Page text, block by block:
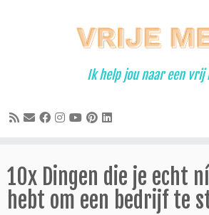
Ik help jou naar een vrij
10x Dingen die je echt
hebt om een bedrijf te